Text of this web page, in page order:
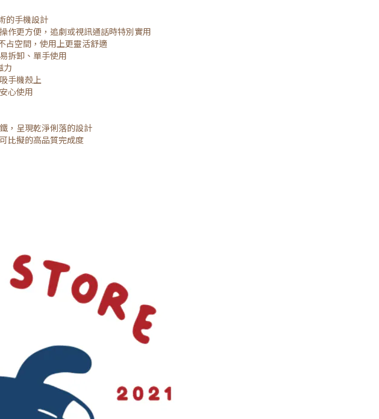
的手機設計
作更方便，追劇或視訊通話時特別實用
占空間，使用上更靈活舒適
拆卸、單手使用
力
手機殼上
心使用
，呈現乾淨俐落的設計
比擬的高品質完成度